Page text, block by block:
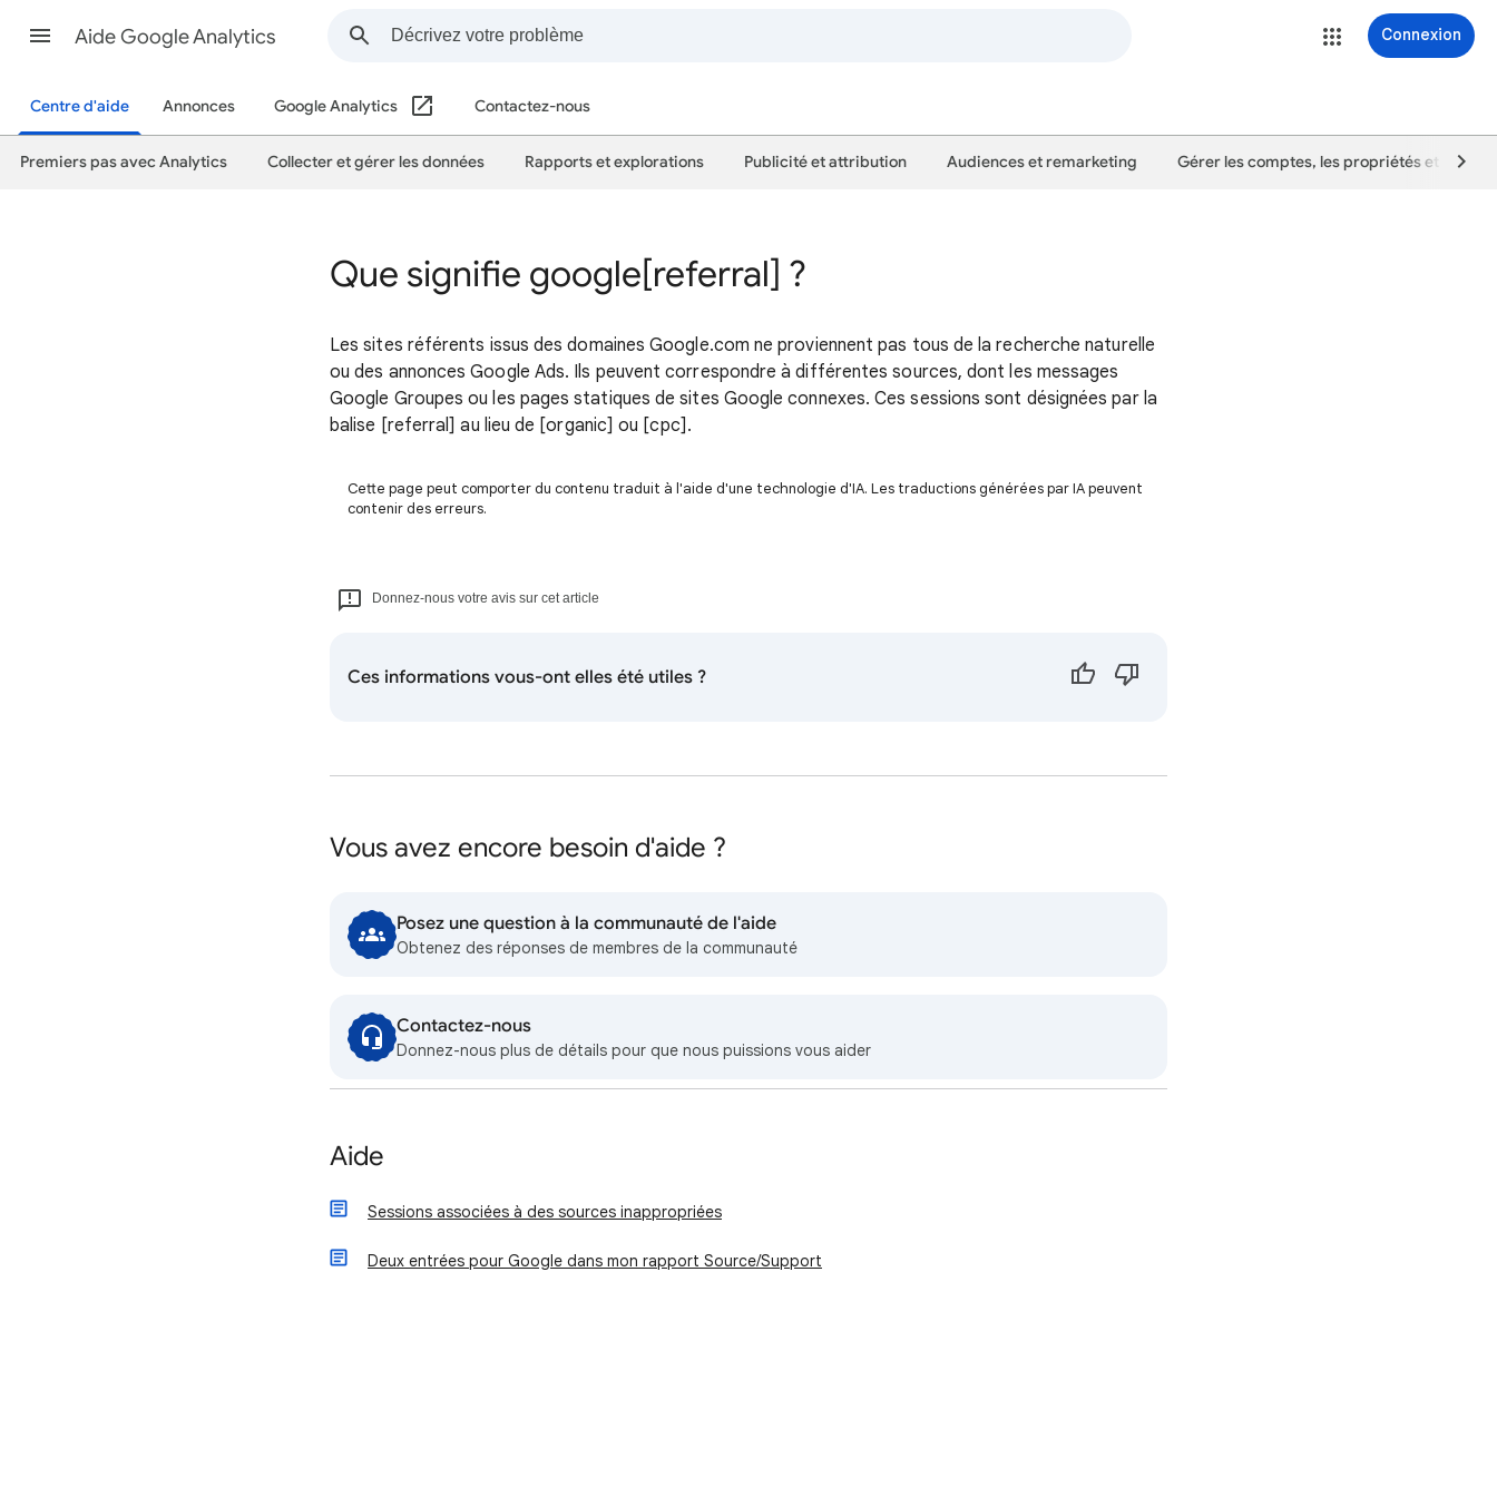
Aide Google Analytics Connexion
Centre d'aide Annonces Google Analytics Contactez-nous
Premiers pas avec Analytics Collecter et gérer les données Rapports et explorations Publicité et attribution Audiences et remarketing Gérer les comptes, les propriétés et les
Que signifie google[referral] ?
Les sites référents issus des domaines Google.com ne proviennent pas tous de la recherche naturelle
ou des annonces Google Ads. Ils peuvent correspondre à différentes sources, dont les messages
Google Groupes ou les pages statiques de sites Google connexes. Ces sessions sont désignées par la
balise [referral] au lieu de [organic] ou [cpc].
Cette page peut comporter du contenu traduit à l'aide d'une technologie d'IA. Les traductions générées par IA peuvent
contenir des erreurs.
Donnez-nous votre avis sur cet article
Ces informations vous-ont elles été utiles ?
Vous avez encore besoin d'aide ?
Posez une question à la communauté de l'aide
Obtenez des réponses de membres de la communauté
Contactez-nous
Donnez-nous plus de détails pour que nous puissions vous aider
Aide
Sessions associées à des sources inappropriées
Deux entrées pour Google dans mon rapport Source/Support